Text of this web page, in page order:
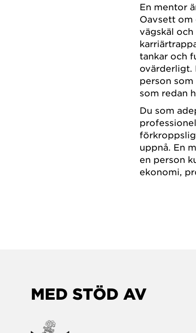
En mentor
Oavsett om
vägskäl
tankar och
ovärderligt.
person som
som redan
Du som
uppnå. En
en person
ekonomi,
MED STÖD AV